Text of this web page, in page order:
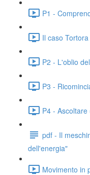
P1 -
Il caso
P2 - L'oblio
P3 -
P4 - Ascoltare
pdf - Il
dell'energia"
Movimento in